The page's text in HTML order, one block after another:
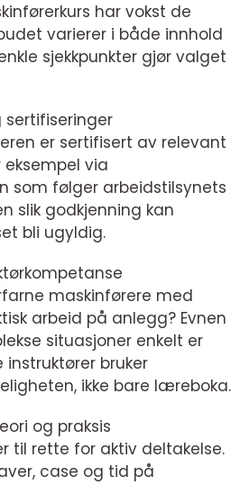
har vokst de
varierer i både innhold
sjekkpunkter gjør valget
sertifiseringer
er sertifisert av relevant
via
som følger arbeidstilsynets
slik godkjenning kan
bli ugyldig.
maskinførere med
arbeid på anlegg? Evnen
situasjoner enkelt er
bruker
ikke bare læreboka.
og praksis
til rette for aktiv deltakelse.
case og tid på